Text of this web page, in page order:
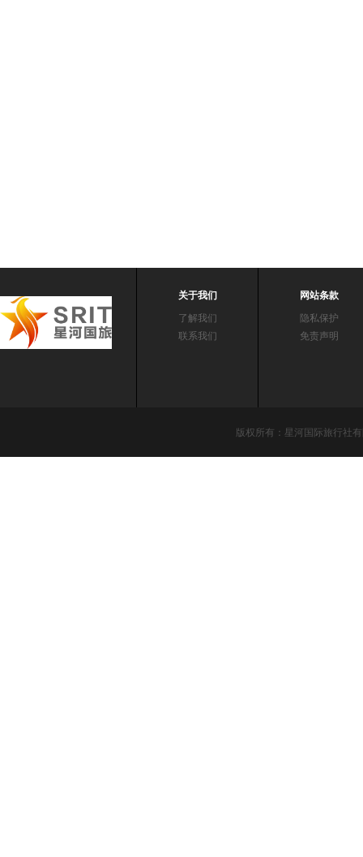
关于我们
了解我们
联系我们
网站条款
隐私保护
免责声明
版权所有：星河国际旅行社